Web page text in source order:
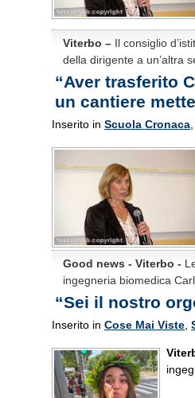
Viterbo – Il consiglio
della dirigente a un’altra
“Aver trasferito
un cantiere
Inserito in Scuola Cronaca
Good news - Viterbo -
ingegneria biomedica
“Sei il nostro
Inserito in Cose Mai Viste